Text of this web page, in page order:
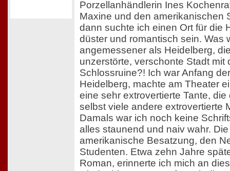
Porzellanhändlerin Ines
Maxine und den amerikanischen
dann suchte ich einen Ort für die
düster und romantisch sein. Was
angemessener als Heidelberg,
unzerstörte, verschonte Stadt mit
Schlossruine?! Ich war Anfang
Heidelberg, machte am Theater
eine sehr extrovertierte Tante,
selbst viele andere extrovertierte
Damals war ich noch keine
alles staunend und naiv wahr.
amerikanische Besatzung, den
Studenten. Etwa zehn Jahre
Roman, erinnerte ich mich an